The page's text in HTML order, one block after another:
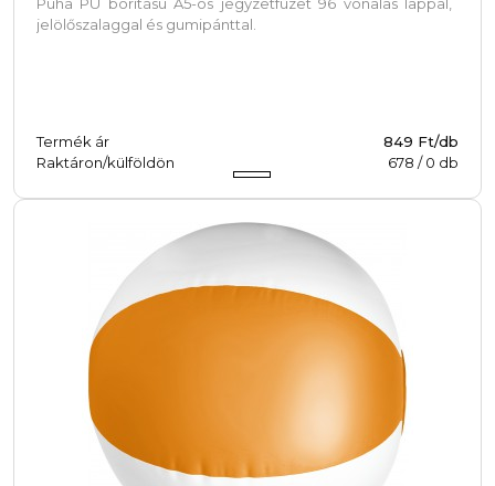
jelölőszalaggal és gumipánttal.
Termék ár
849 Ft/db
Raktáron/külföldön
678 /0 db